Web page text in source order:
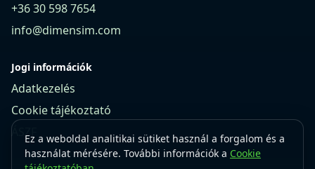
Ez a weboldal analitikai sütiket használ a forgalom és a
használat mérésére. További információk a Cookie
+36 30 598 7654
info@dimensim.com
Jogi információk
Adatkezelés
Cookie tájékoztató
ÁSZF